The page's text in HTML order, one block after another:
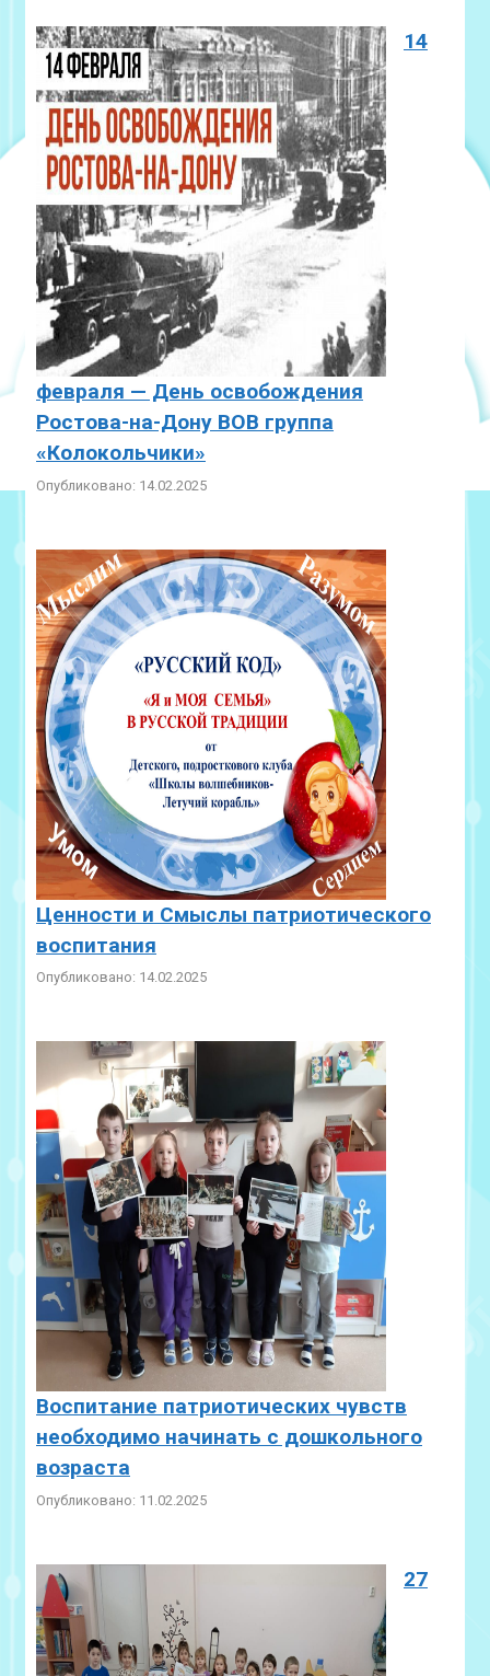
14
февраля — День освобождения
Ростова-на-Дону ВОВ группа
«Колокольчики»
Опубликовано: 14.02.2025
Ценности и Смыслы патриотического
воспитания
Опубликовано: 14.02.2025
Воспитание патриотических чувств
необходимо начинать с дошкольного
возраста
Опубликовано: 11.02.2025
27